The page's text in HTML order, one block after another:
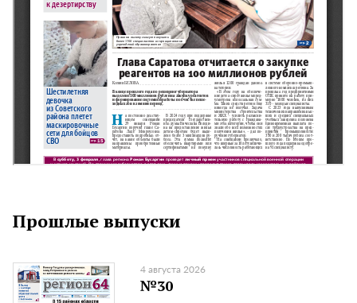
Прошлые выпуски
4 августа 2026
№30